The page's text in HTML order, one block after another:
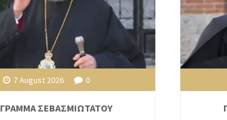
7 August 2026 0
ΣΕΒΑΣΜΙΩΤΑΤΟΥ